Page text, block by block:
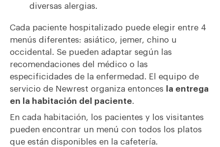
diversas alergias.
Cada paciente hospitalizado puede elegir entre 4
menús diferentes: asiático, jemer, chino u
occidental. Se pueden adaptar según las
recomendaciones del médico o las
especificidades de la enfermedad. El equipo de
servicio de Newrest organiza entonces
la entrega
en la habitación del paciente.
En cada habitación, los pacientes y los visitantes
pueden encontrar un menú con todos los platos
que están disponibles en la cafetería.